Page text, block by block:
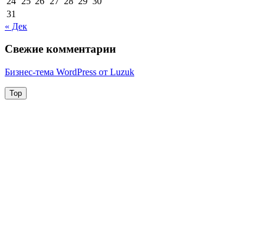
31
« Дек
Свежие комментарии
Бизнес-тема WordPress от Luzuk
Top